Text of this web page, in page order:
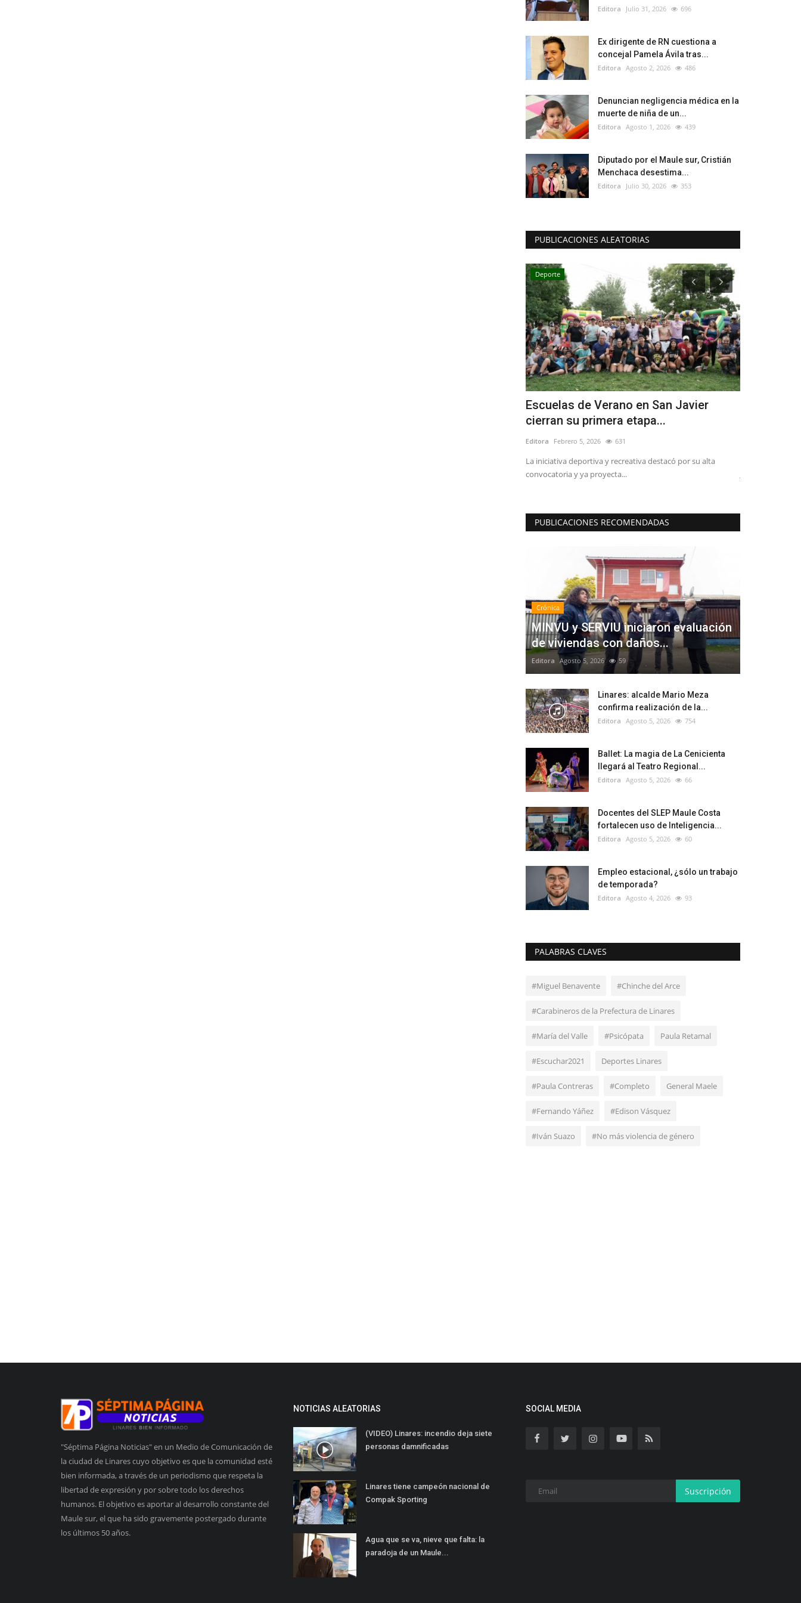
Editora Julio 31, 2026 696
Ex dirigente de RN cuestiona a
concejal Pamela Ávila tras...
Editora Agosto 2, 2026 486
Denuncian negligencia médica en la
muerte de niña de un...
Editora Agosto 1, 2026 439
Diputado por el Maule sur, Cristián
Menchaca desestima...
Editora Julio 30, 2026 353
PUBLICACIONES ALEATORIAS
Deporte
Escuelas de Verano en San Javier
cierran su primera etapa...
Editora Febrero 5, 2026 631
La iniciativa deportiva y recreativa destacó por su alta
convocatoria y ya proyecta...
PUBLICACIONES RECOMENDADAS
Crónica
MINVU y SERVIU iniciaron evaluación
de viviendas con daños...
Editora Agosto 5, 2026 59
Linares: alcalde Mario Meza
confirma realización de la...
Editora Agosto 5, 2026 754
Ballet: La magia de La Cenicienta
llegará al Teatro Regional...
Editora Agosto 5, 2026 66
Docentes del SLEP Maule Costa
fortalecen uso de Inteligencia...
Editora Agosto 5, 2026 60
Empleo estacional, ¿sólo un trabajo
de temporada?
Editora Agosto 4, 2026 93
PALABRAS CLAVES
#Miguel Benavente #Chinche del Arce
#Carabineros de la Prefectura de Linares
#María del Valle #Psicópata Paula Retamal
#Escuchar2021 Deportes Linares
#Paula Contreras #Completo General Maele
#Fernando Yáñez #Edison Vásquez
#Iván Suazo #No más violencia de género
"Séptima Página Noticias" en un Medio de Comunicación de
la ciudad de Linares cuyo objetivo es que la comunidad esté
bien informada, a través de un periodismo que respeta la
libertad de expresión y por sobre todo los derechos
humanos. El objetivo es aportar al desarrollo constante del
Maule sur, el que ha sido gravemente postergado durante
los últimos 50 años.
NOTICIAS ALEATORIAS
(VIDEO) Linares: incendio deja siete
personas damnificadas
Linares tiene campeón nacional de
Compak Sporting
Agua que se va, nieve que falta: la
paradoja de un Maule...
SOCIAL MEDIA
Suscripción